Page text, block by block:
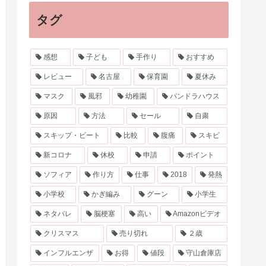
タグ
感想 子ども 手作り おすすめ
レビュー 名古屋 保育園 夏休み
マスク 風邪 幼稚園 パンドラハウス
原因 方法 セール 自粛
スキップ・ビート 比較 腹痛 スキビ
新コロナ 休校 申請 ポイント
ソフィア 作り方 仕事 2018 発熱
小学校 かぎ編み グーン 小学生
ネタバレ 脳梗塞 高い Amazonビデオ
クリスマス 売り切れ ２歳
インフルエンザ お得 値段 守山倉庫店